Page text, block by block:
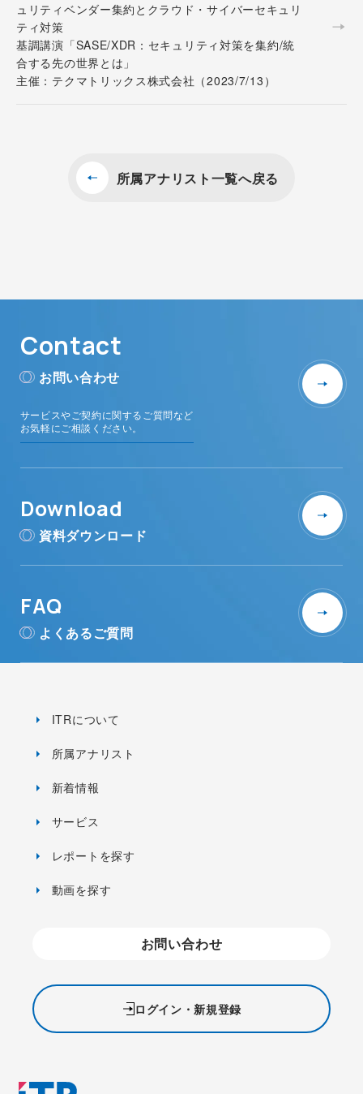
ュリティベンダー集約とクラウド・サイバーセキュリ
ティ対策
基調講演「SASE/XDR：セキュリティ対策を集約/統
合する先の世界とは」
主催：テクマトリックス株式会社（2023/7/13）
所属アナリスト一覧へ戻る
Contact
お問い合わせ
サービスやご契約に関するご質問など
お気軽にご相談ください。
Download
資料ダウンロード
FAQ
よくあるご質問
ITRについて
所属アナリスト
新着情報
サービス
レポートを探す
動画を探す
お問い合わせ
ログイン・新規登録